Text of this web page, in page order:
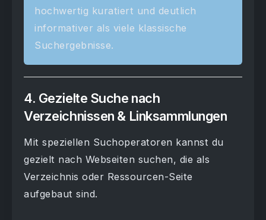
hochwertig kuratiert und deutlich
informativer als viele klassische
Suchergebnisse.
4. Gezielte Suche nach
Verzeichnissen & Linksammlungen
Mit speziellen Suchoperatoren kannst du
gezielt nach Webseiten suchen, die als
Verzeichnis oder Ressourcen-Seite
aufgebaut sind.